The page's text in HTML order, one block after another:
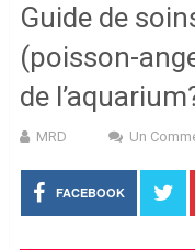
Guide de
(poisson-
de
MRD Un
FACEBOOK